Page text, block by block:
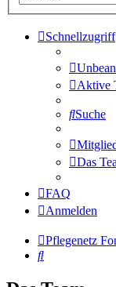
Schnellzugriff
Aktive
Suche
Das
FAQ
Anmelden
Pflegenetz
Suche